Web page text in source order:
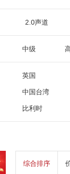
2.0声道
中级
英国
中国台湾
比利时
综合排序